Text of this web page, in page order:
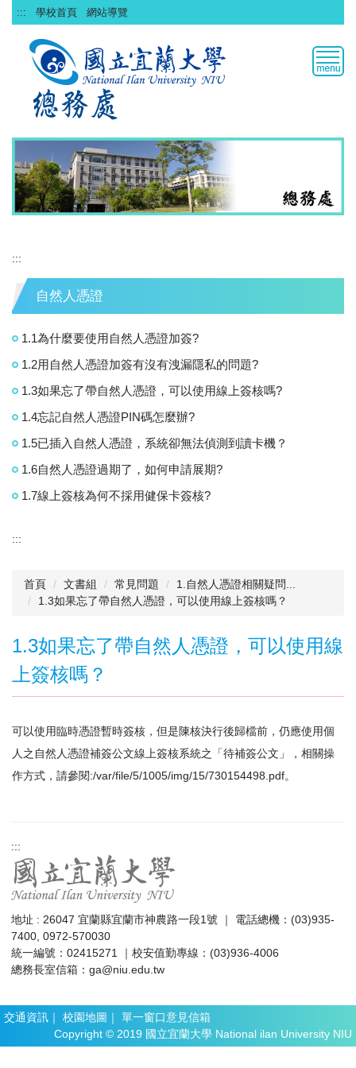
跳
到
::: 學校首頁 網站導覽
:::
自然人憑證
1.1為什麼要使用自然人憑證加簽?
1.2用自然人憑證加簽有沒有洩漏隱私的問題?
1.3如果忘了帶自然人憑證，可以使用線上簽核嗎?
1.4忘記自然人憑證PIN碼怎麼辦?
1.5已插入自然人憑證，系統卻無法偵測到讀卡機？
1.6自然人憑證過期了，如何申請展期?
1.7線上簽核為何不採用健保卡簽核?
:::
首頁 文書組 常見問題
1.自然人憑證相關疑問...
1.3如果忘了帶自然人憑證，可以使用線上簽核嗎？
1.3如果忘了帶自然人憑證，可以使用線
上簽核嗎？
可以使用臨時憑證暫時簽核，但是陳核決行後歸檔前，仍應使用個
人之自然人憑證補簽公文線上簽核系統之「待補簽公文」，相關操
作方式，請參閱:/var/file/5/1005/img/15/730154498.pdf。
:::
地址 : 26047 宜蘭縣宜蘭市神農路一段1號 ｜ 電話總機：(03)935-
7400, 0972-570030
統一編號：02415271 ｜校安值勤專線：(03)936-4006
總務長室信箱： ga@niu.edu.tw
交通資訊 ｜ 校園地圖 ｜ 單一窗口意見信箱
Copyright © 2019 國立宜蘭大學 National ilan University NIU